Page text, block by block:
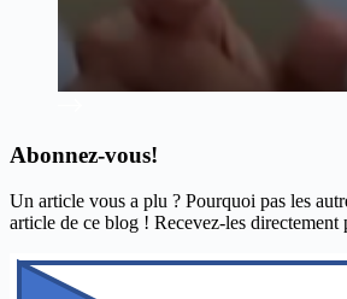
Abonnez-vous!
Un article vous a plu ? Pourquoi pas les
article de ce blog ! Recevez-les directement